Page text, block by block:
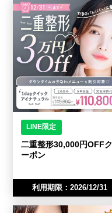
LINE限定
二重整形30,000円OFFク
ーポン
利用期限：2026/12/31